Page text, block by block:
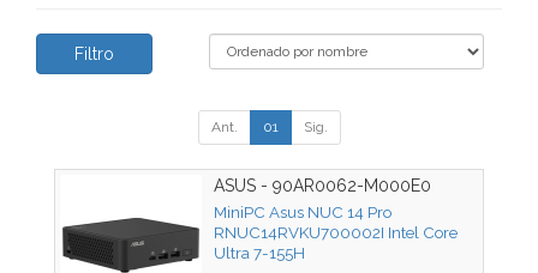
Filtro
Ant. 01 Sig.
ASUS - 90AR0062-M000E0
MiniPC Asus NUC 14 Pro
RNUC14RVKU700002I Intel Core
Ultra 7-155H